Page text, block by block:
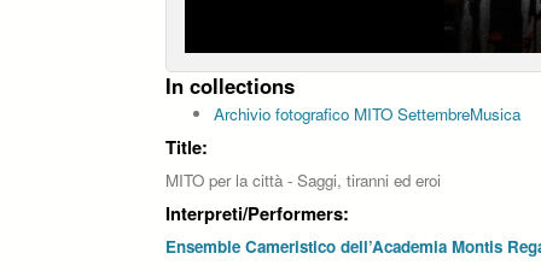
In collections
Archivio fotografico MITO SettembreMusica
Title:
MITO per la città - Saggi, tiranni ed eroi
Interpreti/Performers:
Ensemble Cameristico dell’Academia Montis